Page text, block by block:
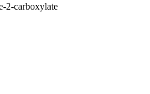
2-carboxylate